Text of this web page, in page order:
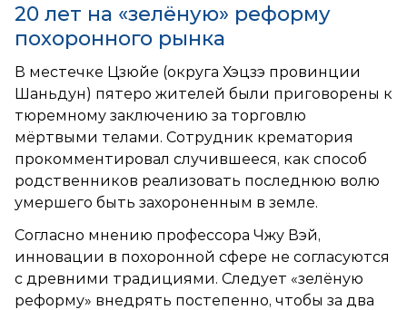
20 лет на «зелёную» реформу
похоронного рынка
В местечке Цзюйе (округа Хэцзэ провинции
Шаньдун) пятеро жителей были приговорены к
тюремному заключению за торговлю
мёртвыми телами. Сотрудник крематория
прокомментировал случившееся, как способ
родственников реализовать последнюю волю
умершего быть захороненным в земле.
Согласно мнению профессора Чжу Вэй,
инновации в похоронной сфере не согласуются
с древними традициями. Следует «зелёную
реформу» внедрять постепенно, чтобы за два